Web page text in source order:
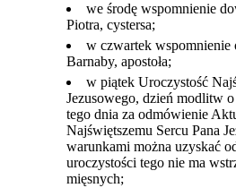
we środę wspomnienie
Piotra, cystersa;
w czwartek wspomnienie
Barnaby, apostoła;
w piątek Uroczystość
Jezusowego, dzień modlitw
tego dnia za odmówienie
Najświętszemu Sercu Pana
warunkami można uzyskać
uroczystości tego nie ma
mięsnych;